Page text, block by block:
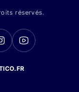
réservés.